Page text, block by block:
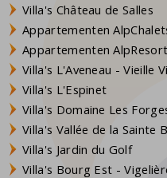
Villa's Château de Salles
Appartementen
Appartementen AlpResort
Villa's L'Aveneau - Vieille
Villa's L'Espinet
Villa's Domaine Les
Villa's Vallée de la Sainte
Villa's Jardin du Golf
Villa's Bourg Est -